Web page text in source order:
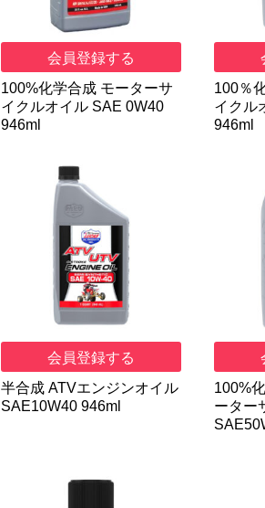
会員登録する
100%化学合成 モーターサ
イクルオイル SAE 0W40
946ml
100％
イクル
946ml
会員登録する
半合成 ATVエンジンオイル
SAE10W40 946ml
100%
ーター